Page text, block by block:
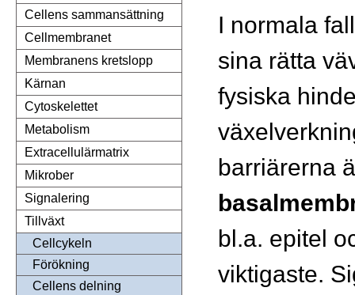
Cellens sammansättning
Cellmembranet
Membranens kretslopp
Kärnan
Cytoskelettet
Metabolism
Extracellulärmatrix
Mikrober
Signalering
Tillväxt
Cellcykeln
Förökning
Cellens delning
I normala
sina rätta
fysiska
barriärerna
bl.a. epitel
viktigaste.